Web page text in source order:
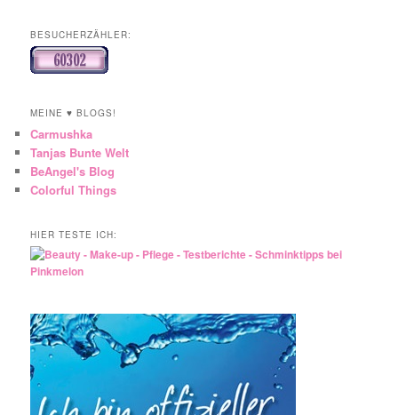
BESUCHERZÄHLER:
MEINE ♥ BLOGS!
Carmushka
Tanjas Bunte Welt
BeAngel's Blog
Colorful Things
HIER TESTE ICH: